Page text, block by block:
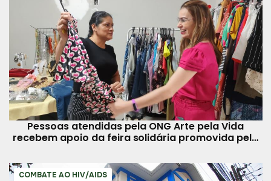
Pessoas atendidas pela ONG Arte pela Vida
recebem apoio da feira solidária promovida pela
COMBATE AO HIV/AIDS